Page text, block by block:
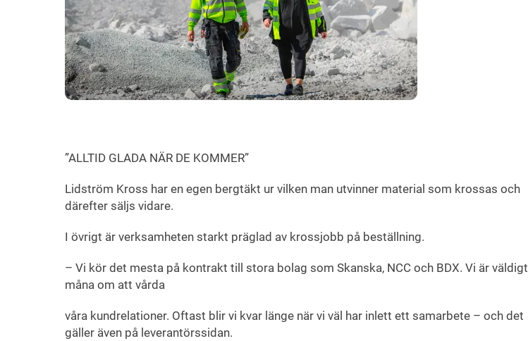
”ALLTID GLADA NÄR DE KOMMER”
Lidström Kross har en egen bergtäkt ur vilken man utvinner material som krossas och
därefter säljs vidare.
I övrigt är verksamheten starkt präglad av krossjobb på beställning.
– Vi kör det mesta på kontrakt till stora bolag som Skanska, NCC och BDX. Vi är väldigt
måna om att vårda
våra kundrelationer. Oftast blir vi kvar länge när vi väl har inlett ett samarbete – och det
gäller även på leverantörssidan.